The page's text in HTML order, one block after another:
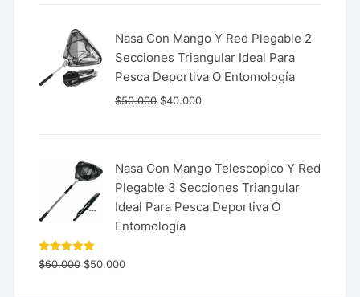
Nasa Con Mango Y Red Plegable 2
Secciones Triangular Ideal Para
Pesca Deportiva O Entomología
$50.000 $40.000
Nasa Con Mango Telescopico Y Red
Plegable 3 Secciones Triangular
Ideal Para Pesca Deportiva O
Entomología
Valorado
con 5.00
$60.000 $50.000